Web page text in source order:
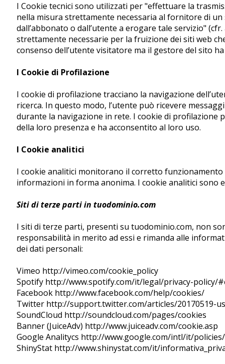
I Cookie tecnici sono utilizzati per "effettuare la
nella misura strettamente necessaria al fornitore di
dall’abbonato o dall’utente a erogare tale servizio"
strettamente necessarie per la fruizione dei siti web
consenso dell’utente visitatore ma il gestore del sito
I Cookie di Profilazione
I cookie di profilazione tracciano la navigazione
ricerca. In questo modo, l’utente può ricevere
durante la navigazione in rete. I cookie di
della loro presenza e ha acconsentito al loro uso.
I Cookie analitici
I cookie analitici monitorano il corretto funzionamento
informazioni in forma anonima. I cookie analitici sono
Siti di terze parti in tuodominio.com
I siti di terze parti, presenti su tuodominio.com, non
responsabilità in merito ad essi e rimanda alle
dei dati personali:
Vimeo http://vimeo.com/cookie_policy
Spotify http://www.spotify.com/it/legal/privacy-policy/
Facebook http://www.facebook.com/help/cookies/
Twitter http://support.twitter.com/articles/20170519-
SoundCloud http://soundcloud.com/pages/cookies
Banner (JuiceAdv) http://www.juiceadv.com/cookie.asp
Google Analitycs http://www.google.com/intl/it/
ShinyStat http://www.shinystat.com/it/